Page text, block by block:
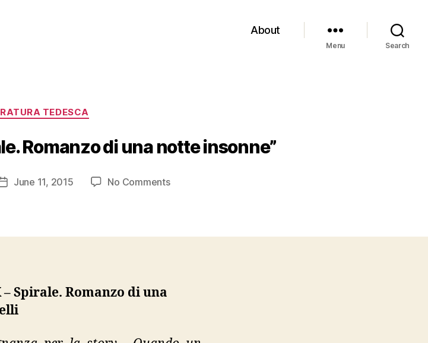
About
Menu Search
Categories
TEDESCA
Romanzo di una notte insonne”
PostJune 11, 2015 No Commentson
“Spirale.
– Spirale. Romanzo di una